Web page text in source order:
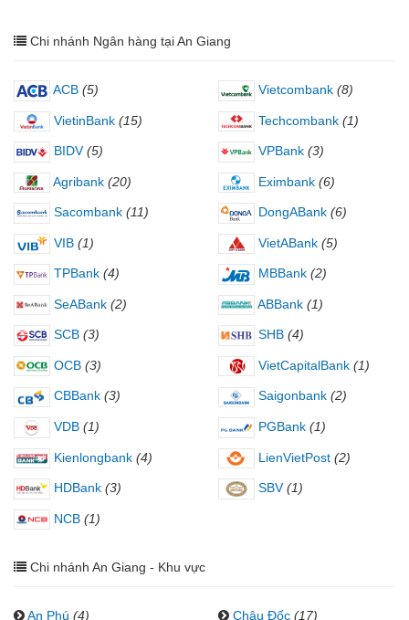
Chi nhánh Ngân hàng tại An Giang
ACB (5) Vietcombank (8)
VietinBank (15) Techcombank (1)
BIDV (5) VPBank (3)
Agribank (20) Eximbank (6)
Sacombank (11) DongABank (6)
VIB (1) VietABank (5)
TPBank (4) MBBank (2)
SeABank (2) ABBank (1)
SCB (3) SHB (4)
OCB (3) VietCapitalBank (1)
CBBank (3) Saigonbank (2)
VDB (1) PGBank (1)
Kienlongbank (4) LienVietPost (2)
HDBank (3) SBV (1)
NCB (1)
Chi nhánh An Giang - Khu vực
An Phú (4) Châu Đốc (17)